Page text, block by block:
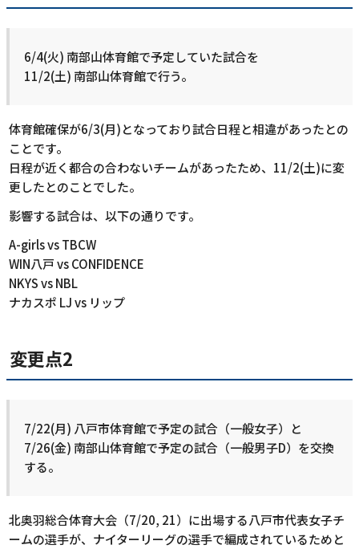
6/4(火) 南部山体育館で予定していた試合を
11/2(土) 南部山体育館で行う。
体育館確保が6/3(月)となっており試合日程と相違があったとの
ことです。
日程が近く都合の合わないチームがあったため、11/2(土)に変
更したとのことでした。
影響する試合は、以下の通りです。
A-girls vs TBCW
WIN八戸 vs CONFIDENCE
NKYS vs NBL
ナカスポ LJ vs リップ
変更点2
7/22(月) 八戸市体育館で予定の試合（一般女子）と
7/26(金) 南部山体育館で予定の試合（一般男子D）を交換
する。
北奥羽総合体育大会（7/20, 21）に出場する八戸市代表女子チ
ームの選手が、ナイターリーグの選手で編成されているためと